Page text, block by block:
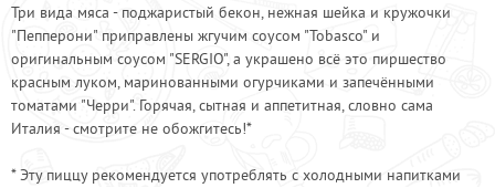
Три вида мяса - поджаристый бекон, нежная шейка и кружочки
"Пепперони" приправлены жгучим соусом "Tobasco" и
оригинальным соусом "SERGIO", а украшено всё это пиршество
красным луком, маринованными огурчиками и запечёнными
томатами "Черри". Горячая, сытная и аппетитная, словно сама
Италия - смотрите не обожгитесь!*
* Эту пиццу рекомендуется употреблять с холодными напитками